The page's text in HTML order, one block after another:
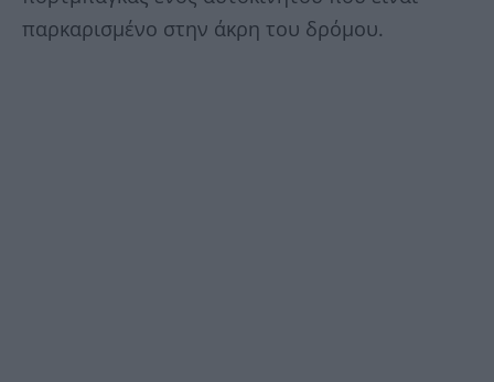
παρκαρισμένο στην άκρη του δρόμου.